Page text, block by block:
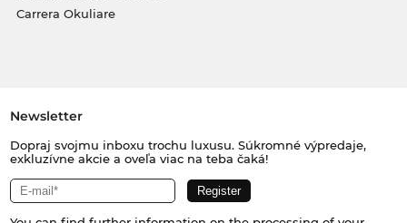
Carrera Okuliare
Newsletter
Dopraj svojmu inboxu trochu luxusu. Súkromné výpredaje,
exkluzívne akcie a oveľa viac na teba čaká!